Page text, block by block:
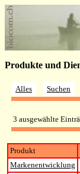
Produkte und
Alles Suchen
3 ausgewählte
Produkt
Markenentwicklung